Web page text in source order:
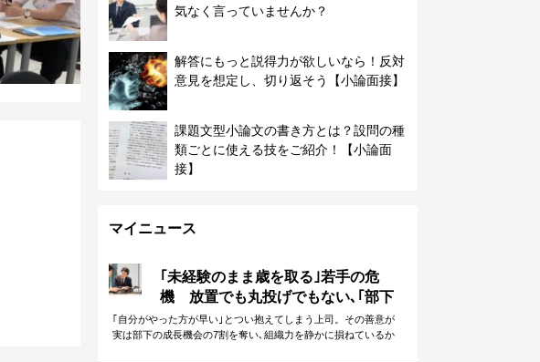
気なく言っていませんか？
解答にもっと説得力が欲しいなら！反対
意見を想定し、切り返そう【小論面接】
課題文型小論文の書き方とは？設問の種
類ごとに使える技をご紹介！【小論面
接】
マイニュース
｢未経験のまま歳を取る｣若手の危
機 放置でも丸投げでもない､｢部下
に任せることができる上司｣になる
方法
｢自分がやった方が早い｣とつい抱えてしまう上司。その善意が
実は部下の成長機会の7割を奪い､組織力を静かに損ねているか